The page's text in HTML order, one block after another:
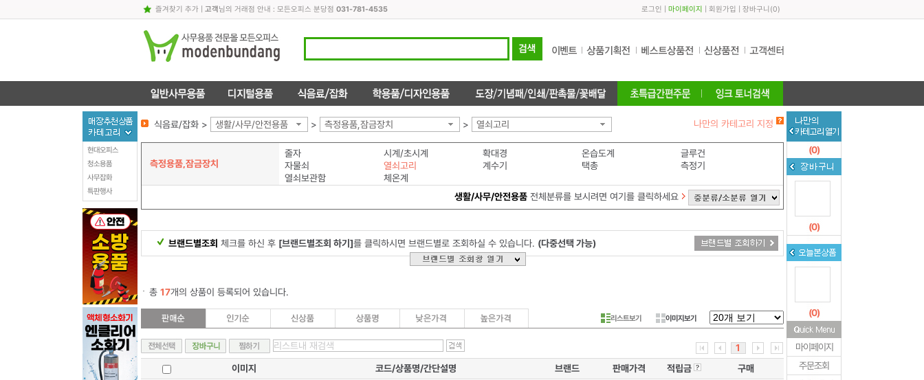
즐겨찾기 추가| 고객님의 거래점 안내 : 모든오피스 분당점 031-781-4535 로그인 마이페이지 회원가입 장바구니 (0)
식음료/잡화 > 생활/사무/안전용품 > 측정용품,잠금장치 > 열쇠고리 나만의 카테고리 지정
측정용품,잠금장치
줄자 시계/초시계 확대경 온습도계
글루건
자물쇠
열쇠고리 계수기 택총
측정기
열쇠보관함
체온계
생활/사무/안전용품전체분류를 보시려면 여기를 클릭하세요
브랜드별조회 체크를 하신 후 [브랜드별조회 하기]를 클릭하시면 브랜드별로 조회하실 수 있습니다. (다중선택 가능)
총 17개의 상품이 등록되어 있습니다.
리스트보기 이미지보기
1
이미지
코드/상품명/간단설명 브랜드 판매가격 적립금 구매
현대오피스
청소용품
사무잡화
특판행사
(0)
(0)
(0)
마이페이지
주문조회